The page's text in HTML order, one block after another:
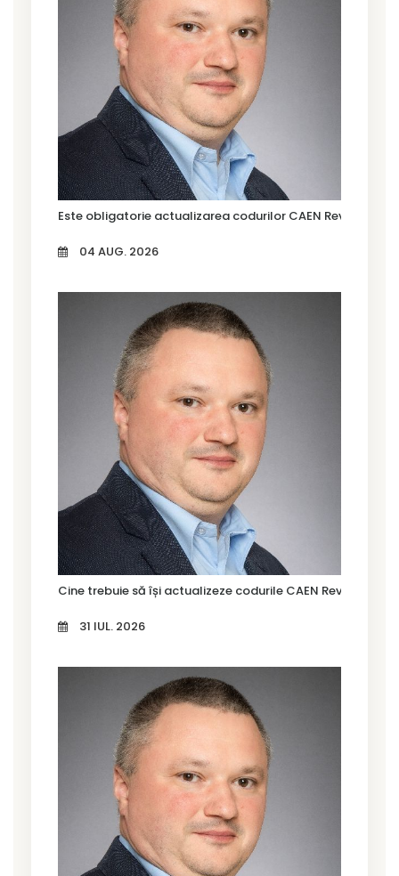
Este obligatorie actualizarea codurilor CAEN Rev. 3?
04 AUG. 2026
Cine trebuie să își actualizeze codurile CAEN Rev. 3 în
31 IUL. 2026